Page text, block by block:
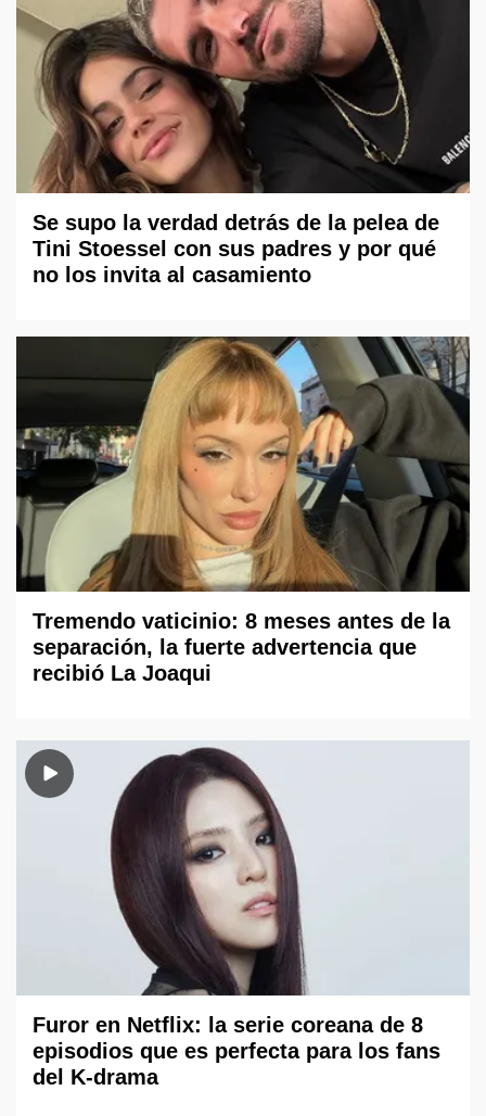
Se supo la verdad detrás de la pelea de
Tini Stoessel con sus padres y por qué
no los invita al casamiento
Tremendo vaticinio: 8 meses antes de la
separación, la fuerte advertencia que
recibió La Joaqui
Furor en Netflix: la serie coreana de 8
episodios que es perfecta para los fans
del K-drama